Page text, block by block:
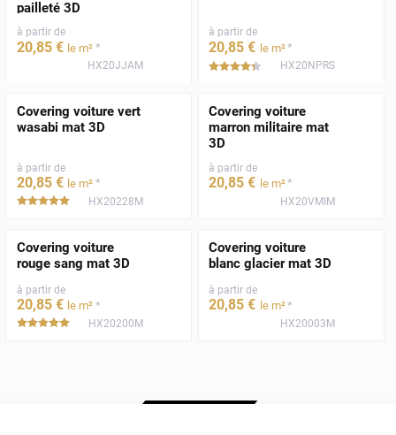
pailleté 3D
à partir de
20,85 € le m² *
HX20JJAM
à partir de
20,85 € le m²*
*****HX20NPRS
Covering voiture vert
wasabi mat 3D
à partir de
20,85 € le m² *
*****HX20228M
Covering voiture
marron militaire mat
3D
à partir de
20,85 € le m²*
HX20VMIM
Covering voiture
rouge sang mat 3D
à partir de
20,85 € le m² *
*****HX20200M
Covering voiture
blanc glacier mat 3D
à partir de
20,85 € le m²*
HX20003M